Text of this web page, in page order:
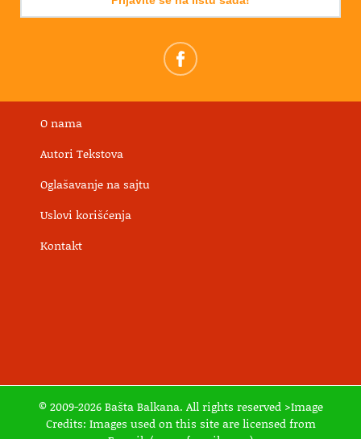
O nama
Autori Tekstova
Oglašavanje na sajtu
Uslovi korišćenja
Kontakt
© 2009-2026 Bašta Balkana. All rights reserved >Image
Credits: Images used on this site are licensed from